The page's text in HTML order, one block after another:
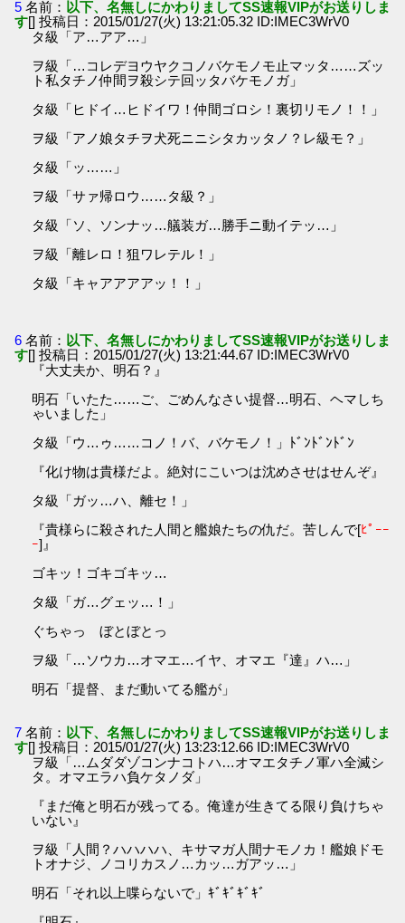
5 名前： 以下、名無しにかわりましてSS速報VIPがお送りしま
す[] 投稿日：2015/01/27(火) 13:21:05.32 ID:IMEC3WrV0
タ級「ア…アア…」
ヲ級「…コレデヨウヤクコノバケモノモ止マッタ……ズッ
ト私タチノ仲間ヲ殺シテ回ッタバケモノガ」
タ級「ヒドイ…ヒドイワ！仲間ゴロシ！裏切リモノ！！」
ヲ級「アノ娘タチヲ犬死ニニシタカッタノ？レ級モ？」
タ級「ッ……」
ヲ級「サァ帰ロウ……タ級？」
タ級「ソ、ソンナッ…艤装ガ…勝手ニ動イテッ…」
ヲ級「離レロ！狙ワレテル！」
タ級「キャアアアアッ！！」
6 名前： 以下、名無しにかわりましてSS速報VIPがお送りしま
す[] 投稿日：2015/01/27(火) 13:21:44.67 ID:IMEC3WrV0
『大丈夫か、明石？』
明石「いたた……ご、ごめんなさい提督…明石、ヘマしち
ゃいました」
タ級「ウ…ゥ……コノ！バ、バケモノ！」ﾄﾞﾝﾄﾞﾝﾄﾞﾝ
『化け物は貴様だよ。絶対にこいつは沈めさせはせんぞ』
タ級「ガッ…ハ、離セ！」
『貴様らに殺された人間と艦娘たちの仇だ。苦しんで[ﾋﾟｰｰ
ｰ]』
ゴキッ！ゴキゴキッ…
タ級「ガ…グェッ…！」
ぐちゃっ ぼとぼとっ
ヲ級「…ソウカ…オマエ…イヤ、オマエ『達』ハ…」
明石「提督、まだ動いてる艦が」
7 名前： 以下、名無しにかわりましてSS速報VIPがお送りしま
す[] 投稿日：2015/01/27(火) 13:23:12.66 ID:IMEC3WrV0
ヲ級「…ムダダゾコンナコトハ…オマエタチノ軍ハ全滅シ
タ。オマエラハ負ケタノダ」
『まだ俺と明石が残ってる。俺達が生きてる限り負けちゃ
いない』
ヲ級「人間？ハハハハ、キサマガ人間ナモノカ！艦娘ドモ
トオナジ、ノコリカスノ…カッ…ガアッ…」
明石「それ以上喋らないで」ｷﾞｷﾞｷﾞｷﾞ